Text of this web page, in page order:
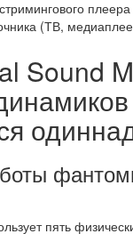
(ТВ,
Sound
пять